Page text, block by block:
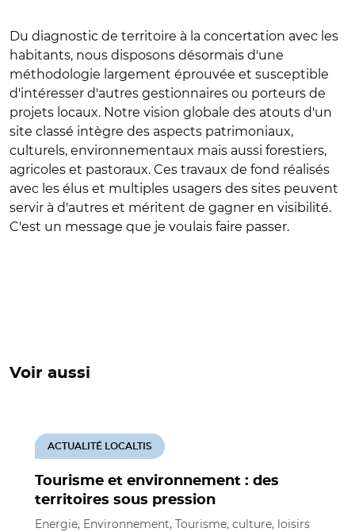
Du diagnostic de territoire à la concertation avec les
habitants, nous disposons désormais d'une
méthodologie largement éprouvée et susceptible
d'intéresser d'autres gestionnaires ou porteurs de
projets locaux. Notre vision globale des atouts d'un
site classé intègre des aspects patrimoniaux,
culturels, environnementaux mais aussi forestiers,
agricoles et pastoraux. Ces travaux de fond réalisés
avec les élus et multiples usagers des sites peuvent
servir à d'autres et méritent de gagner en visibilité.
C'est un message que je voulais faire passer.
Voir aussi
Tourisme et environnement : des
territoires sous pression
ACTUALITÉ LOCALTIS
Energie, Environnement, Tourisme, culture, loisirs